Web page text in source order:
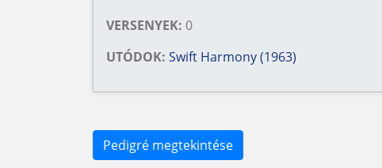
VERSENYEK: 0
UTÓDOK: Swift Harmony (1963)
Pedigré megtekintése